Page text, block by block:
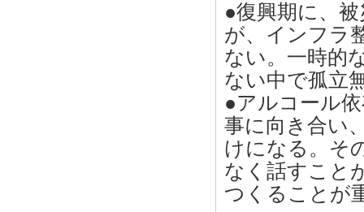
●復興期に、
が、インフラ
ない。一時的
ない中で孤立
●アルコール
事に向き合い
けになる。そ
なく話すこと
つくることが